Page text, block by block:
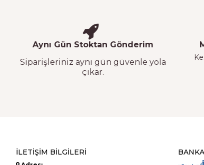
Aynı Gün Stoktan Gönderim
Siparişleriniz aynı gün güvenle yola
çıkar.
İLETIŞIM BILGILERI